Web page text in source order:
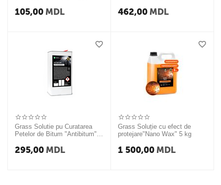
105,00 MDL 462,00 MDL
Grass Solutie pu Curatarea
Petelor de Bitum "Antibitum" 5
295,00 MDL
Grass Soluție cu efect de
protejare"Nano Wax" 5 kg
1 500,00 MDL